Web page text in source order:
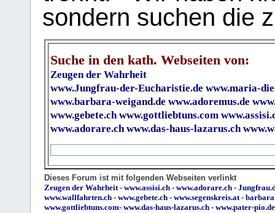
sondern suchen die
Suche in den kath. Webseiten von:
Zeugen der Wahrheit
www.Jungfrau-der-Eucharistie.de www.maria-
www.barbara-weigand.de www.adoremus.de
www.gebete.ch www.gottliebtuns.com
www.adorare.ch www.das-haus-lazarus.ch
Dieses Forum ist mit folgenden Webseiten verlinkt
Zeugen der Wahrheit- www.assisi.ch - www.adorare.ch -
www.wallfahrten.ch - www.gebete.ch - www.segenskreis.at-
www.gottliebtuns.com- www.das-haus-lazarus.ch - www.pater-pio.de